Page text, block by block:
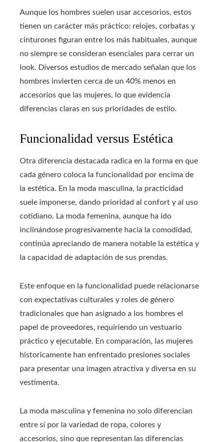
Aunque los hombres suelen usar accesorios, estos
tienen un carácter más práctico: relojes, corbatas y
cinturones figuran entre los más habituales, aunque
no siempre se consideran esenciales para cerrar un
look. Diversos estudios de mercado señalan que los
hombres invierten cerca de un 40% menos en
accesorios que las mujeres, lo que evidencia
diferencias claras en sus prioridades de estilo.
Funcionalidad versus Estética
Otra diferencia destacada radica en la forma en que
cada género coloca la funcionalidad por encima de
la estética. En la moda masculina, la practicidad
suele imponerse, dando prioridad al confort y al uso
cotidiano. La moda femenina, aunque ha ido
inclinándose progresivamente hacia la comodidad,
continúa apreciando de manera notable la estética y
la capacidad de adaptación de sus prendas.
Este enfoque en la funcionalidad puede relacionarse
con expectativas culturales y roles de género
tradicionales que han asignado a los hombres el
papel de proveedores, requiriendo un vestuario
práctico y ejecutable. En comparación, las mujeres
historicamente han enfrentado presiones sociales
para presentar una imagen atractiva y diversa en su
vestimenta.
La moda masculina y femenina no solo diferencian
entre sí por la variedad de ropa, colores y
accesorios, sino que representan las diferencias